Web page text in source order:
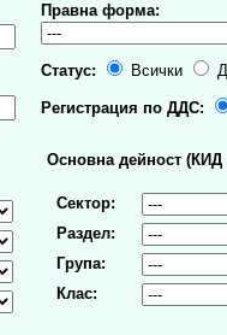
Правна форма:
Статус: Всички
Регистрация по ДДС:
Основна дейност (КИД
Сектор:
Раздел:
Група:
Клас: